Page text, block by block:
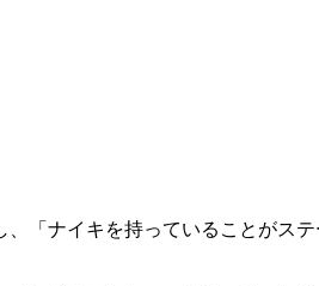
「ナイキを持っていることがス